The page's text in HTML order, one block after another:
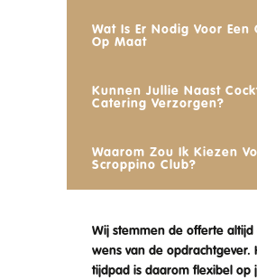
Wat Is Er Nodig Voor Een
Op Maat
Kunnen Jullie Naast
Catering Verzorgen?
Waarom Zou Ik Kiezen
Scroppino Club?
Wij stemmen de offerte altijd
wens van de opdrachtgever.
tijdpad is daarom flexibel op